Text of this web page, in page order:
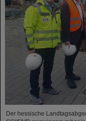
Der hessische